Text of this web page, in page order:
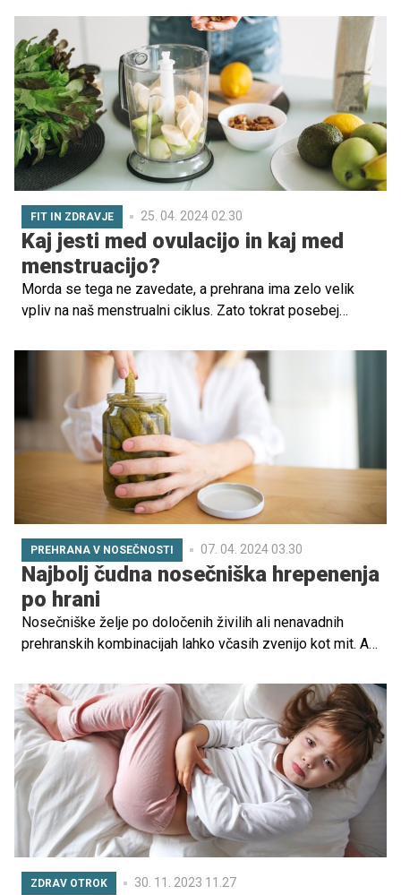
okolico in prijatelji ter večino časa preživijo v družbi
tehnologije. Na vprašanja o tem, kakšne so posledice, če
otroci živijo v družini (pre)ambicioznih staršev in koliko
dejavnosti otroka že lahko obremenjuje, smo poskušali
odgovoriti v tokratnem prispevku.
FIT IN ZDRAVJE 25. 04. 2024 02.30
Kaj jesti med ovulacijo in kaj med
menstruacijo?
Morda se tega ne zavedate, a prehrana ima zelo velik
vpliv na naš menstrualni ciklus. Zato tokrat posebej
menstruaciji, da bi se potem ves mesec lahko počutile
kar se da dobro.
PREHRANA V NOSEČNOSTI 07. 04. 2024 03.30
Najbolj čudna nosečniška hrepenenja
po hrani
Nosečniške želje po določenih živilih ali nenavadnih
prehranskih kombinacijah lahko včasih zvenijo kot mit. A
po določeni hrani, ki je sicer nikdar prej ni imela. Kisle
kumarice, limona, čokoladni namaz s pekočim čipsom
ipd. Kaj pa je vas od vsega najbolj premamilo v obdobju
nosečnosti?
ZDRAV OTROK 30. 11. 2023 11.27